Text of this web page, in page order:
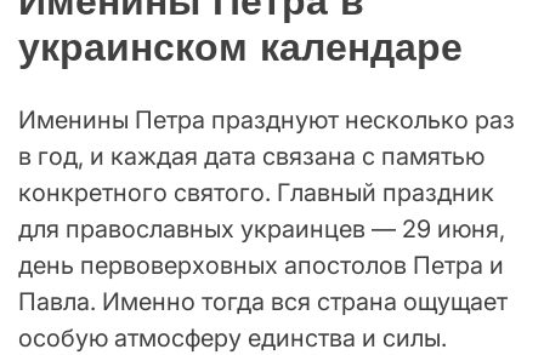
украинском календаре
Именины Петра празднуют несколько раз
в год, и каждая дата связана с памятью
конкретного святого. Главный праздник
для православных украинцев — 29 июня,
день первоверховных апостолов Петра и
Павла. Именно тогда вся страна ощущает
особую атмосферу единства и силы.